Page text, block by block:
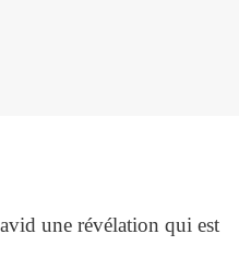
une révélation qui est